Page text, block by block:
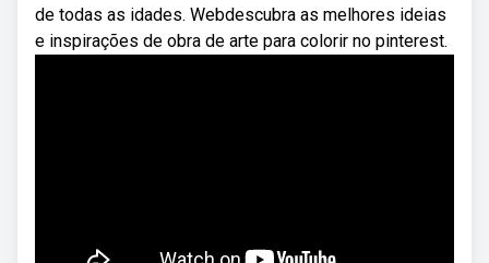
de todas as idades. Webdescubra as melhores ideias
e inspirações de obra de arte para colorir no pinterest.